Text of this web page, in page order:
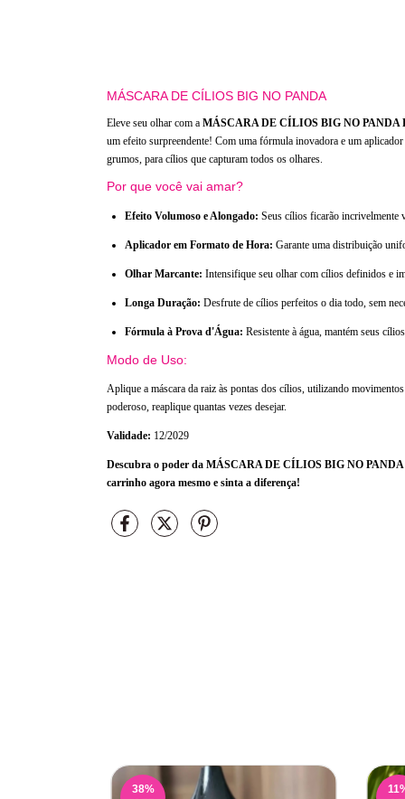
MÁSCARA DE CÍLIOS BIG NO PANDA
Eleve seu olhar com a MÁSCARA DE CÍLIOS BIG NO PANDA
um efeito surpreendente! Com uma fórmula inovadora e um
grumos, para cílios que capturam todos os olhares.
Por que você vai amar?
Efeito Volumoso e Alongado: Seus cílios ficarão incrivelmente
Aplicador em Formato de Hora: Garante uma distribuição
Olhar Marcante: Intensifique seu olhar com cílios definidos e
Longa Duração: Desfrute de cílios perfeitos o dia todo, sem
Fórmula à Prova d'Água: Resistente à água, mantém seus
Modo de Uso:
Aplique a máscara da raiz às pontas dos cílios, utilizando
poderoso, reaplique quantas vezes desejar.
Validade: 12/2029
Descubra o poder da MÁSCARA DE CÍLIOS BIG NO PANDA
carrinho agora mesmo e sinta a diferença!
38%
11